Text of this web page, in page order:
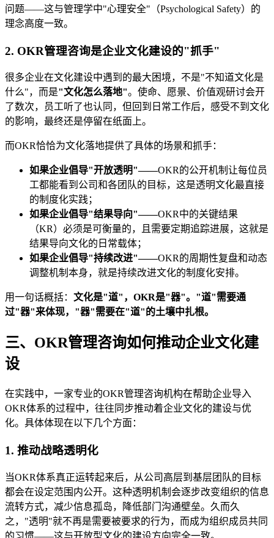
问题——这与管理学中"心理安全"（Psychological Safety）的
理念高度一致。
2. OKR管理咨询是企业文化建设的"抓手"
很多企业在文化建设中遇到的最大困境，不是"不知道文化是
什么"，而是"文化怎么落地"。使命、愿景、价值观研讨会开
了数次，员工听了也认同，但回到日常工作后，感受不到文化
的影响，最终还是停留在纸面上。
而OKR恰恰为文化落地提供了具体的场景和抓手：
如果企业倡导"开放透明"——OKR的公开机制让每位员
工都能看到公司和各团队的目标，这是透明文化最直接
的制度化实践；
如果企业倡导"结果导向"——OKR中的关键结果
（KR）必须是可衡量的，且需要定期追踪进展，这就是
结果导向文化的日常载体；
如果企业倡导"持续改进"——OKR的周期性复盘和动态
调整机制本身，就是持续改进文化的制度化安排。
用一句话概括： 文化是"道"，OKR是"器"。"道"需要通
过"器"来体现，"器"需要在"道"的土壤中扎根。
三、OKR管理咨询如何推动企业文化建
设
在实践中，一家专业的OKR管理咨询机构在帮助企业导入
OKR体系的过程中，往往同步推动着企业文化的建设与优
化。具体体现在以下几个方面：
1. 推动战略透明化
当OKR体系真正运转起来后，从公司高层到基层团队的目标
都会在设定范围内公开。这种透明机制会逐步改变组织的信息
流转方式，减少信息孤岛，降低部门沟通壁垒。久而久
之，"透明"就不再是需要被要求的行为，而成为组织成员共同
的习惯——这与开放型文化的建设方向完全一致。